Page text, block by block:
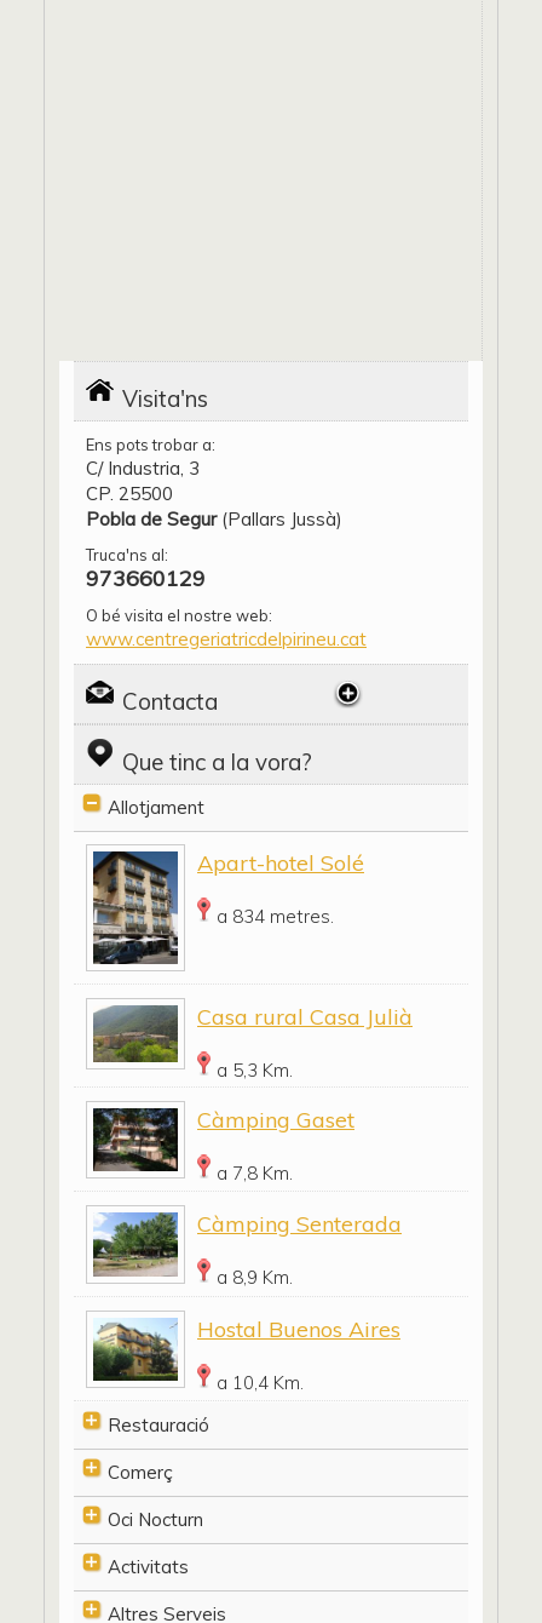
Visita'ns
Ens pots trobar a:
C/ Industria, 3
CP. 25500
Pobla de Segur(Pallars Jussà)
Truca'ns al:
973660129
O bé visita el nostre web:
www.centregeriatricdelpirineu.cat
Contacta
Que tinc a la vora?
Allotjament
Apart-hotel Solé
a 834 metres.
Casa rural Casa Julià
a 5,3 Km.
Càmping Gaset
a 7,8 Km.
Càmping Senterada
a 8,9 Km.
Hostal Buenos Aires
a 10,4 Km.
Restauració
Comerç
Oci Nocturn
Activitats
Altres Serveis